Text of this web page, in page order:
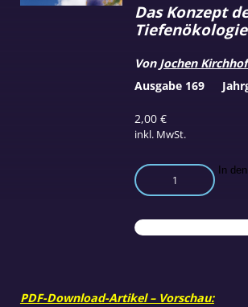
2,00€
inkl. MwSt.
Das Konzept
Tiefenökologie
Von Jochen
Was
die
will
Menge
In
Ausgabe 169
PDF-Download-Artikel – Vorschau: